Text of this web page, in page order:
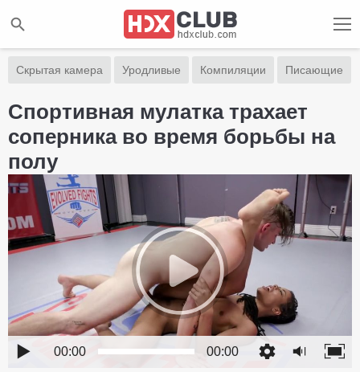
Скрытая камера Уродливые Компиляции Писающие
Спортивная мулатка трахает
соперника во время борьбы на
полу
00:00 00:00